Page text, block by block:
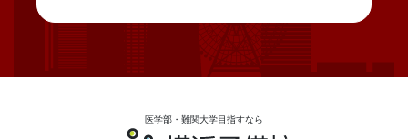
医学部・難関大学目指すなら